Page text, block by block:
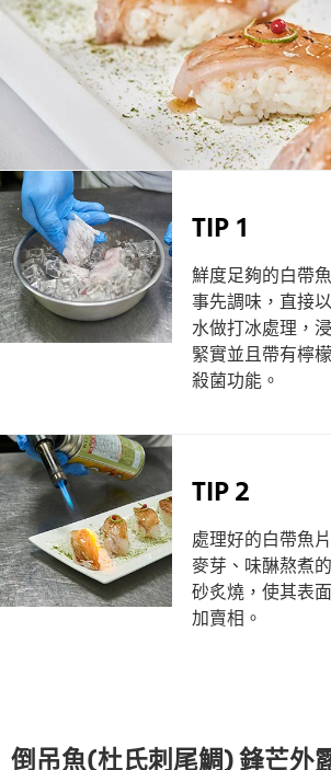
TIP 1
鮮度足夠的白帶
事先調味，直接
水做打冰處理，
緊實並且帶有檸
殺菌功能。
TIP 2
處理好的白帶魚
麥芽、味醂熬煮
砂炙燒，使其表
加賣相。
倒吊魚(杜氏刺尾鯛) 鋒芒外